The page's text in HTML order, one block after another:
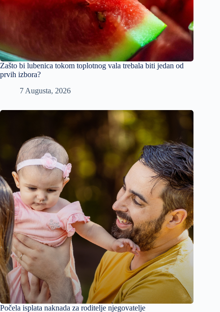
Zašto bi lubenica tokom toplotnog vala trebala biti jedan od
prvih izbora?
7 Augusta, 2026
Počela isplata naknada za roditelje njegovatelje